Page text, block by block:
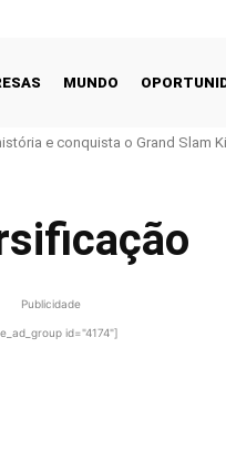
MUNDO
e conquista o Grand Slam
Publicidade
id="4174"]